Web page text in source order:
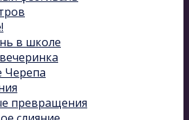
в школе
Черепа
превращения